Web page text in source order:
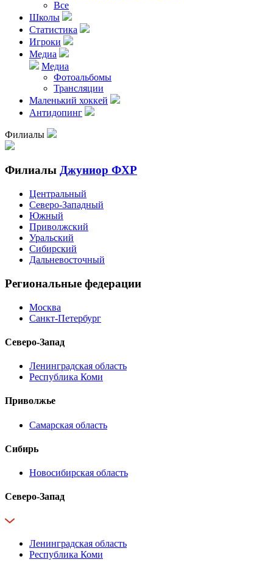
Все
Школы
Статистика
Игроки
Медиа
Медиа
Фотоальбомы
Трансляции
Маленький хоккей
Антидопинг
Филиалы
Филиалы Джуниор ФХР
Центральный
Северо-Западный
Южный
Приволжский
Уральский
Сибирский
Дальневосточный
Региональные федерации
Москва
Санкт-Петербург
Северо-Запад
Ленинградская область
Республика Коми
Приволжье
Самарская область
Сибирь
Новосибирская область
Северо-Запад
Ленинградская область
Республика Коми